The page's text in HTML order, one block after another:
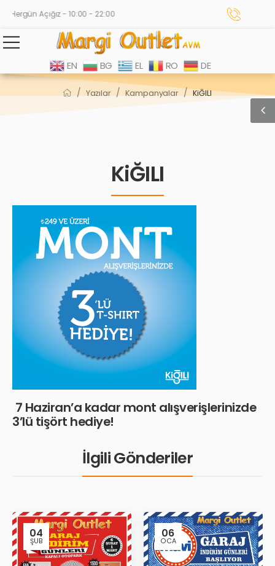
Hergün Açığız - 10:00 - 22:00
EN BG EL RO DE
/ Yazılar / Kampanyalar / KiĞILI
KiĞILI
7 Haziran’a kadar mont alışverişlerinizde
3’lü tişört hediye!
İlgili Gönderiler
04
ŞUB
06
OCA